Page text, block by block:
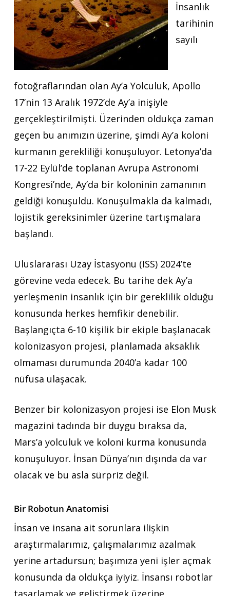
İnsanlık
tarihinin
sayılı
fotoğraflarından olan Ay’a Yolculuk, Apollo
17’nin 13 Aralık 1972’de Ay’a inişiyle
gerçekleştirilmişti. Üzerinden oldukça zaman
geçen bu anımızın üzerine, şimdi Ay’a koloni
kurmanın gerekliliği konuşuluyor. Letonya’da
17-22 Eylül’de toplanan Avrupa Astronomi
Kongresi’nde, Ay’da bir koloninin zamanının
geldiği konuşuldu. Konuşulmakla da kalmadı,
lojistik gereksinimler üzerine tartışmalara
başlandı.
Uluslararası Uzay İstasyonu (ISS) 2024’te
görevine veda edecek. Bu tarihe dek Ay’a
yerleşmenin insanlık için bir gereklilik olduğu
konusunda herkes hemfikir denebilir.
Başlangıçta 6-10 kişilik bir ekiple başlanacak
kolonizasyon projesi, planlamada aksaklık
olmaması durumunda 2040’a kadar 100
nüfusa ulaşacak.
Benzer bir kolonizasyon projesi ise Elon Musk
magazini tadında bir duygu bıraksa da,
Mars’a yolculuk ve koloni kurma konusunda
konuşuluyor. İnsan Dünya’nın dışında da var
olacak ve bu asla sürpriz değil.
Bir Robotun Anatomisi
İnsan ve insana ait sorunlara ilişkin
araştırmalarımız, çalışmalarımız azalmak
yerine artadursun; başımıza yeni işler açmak
konusunda da oldukça iyiyiz. İnsansı robotlar
tasarlamak ve geliştirmek üzerine